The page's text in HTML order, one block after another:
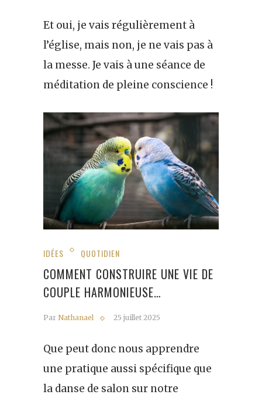
Et oui, je vais régulièrement à
l’église, mais non, je ne vais pas à
la messe. Je vais à une séance de
méditation de pleine conscience !
IDÉES QUOTIDIEN
COMMENT CONSTRUIRE UNE VIE DE
COUPLE HARMONIEUSE…
Par Nathanael 25 juillet 2025
Que peut donc nous apprendre
une pratique aussi spécifique que
la danse de salon sur notre